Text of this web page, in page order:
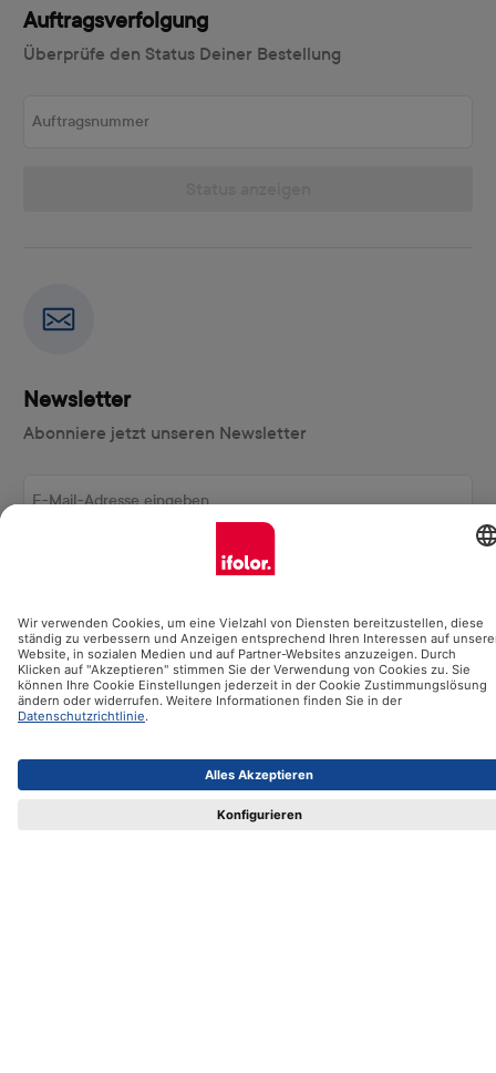
Auftragsverfolgung
Überprüfe den Status Deiner Bestellung
Newsletter
Abonniere jetzt unseren Newsletter
Abonnieren
Kontakt